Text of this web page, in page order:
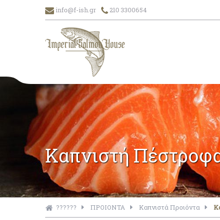
info@f-ish.gr 210 3300654
Καπνιστή
?????? ΠΡΟΙΟΝΤΑ Καπνιστά Προιόντα